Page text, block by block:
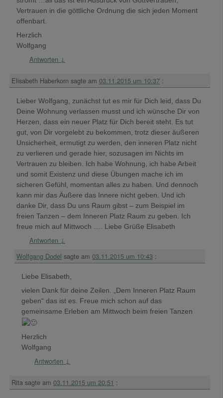
Vertrauen in die göttliche Ordnung die sich jeden Moment
offenbart.
Herzlich
Wolfgang
Antworten ↓
Elisabeth Haberkorn sagte am 03.11.2015 um 10:37 :
Lieber Wolfgang, zunächst tut es mir für Dich leid, dass Du
Deine Wohnung verlassen musst und ich wünsche Dir von
Herzen, dass ein neuer Platz für Dich bereit steht. Es tut
gut, von Dir vorgelebt zu bekommen, trotz dieser äußeren
Unsicherheit, ermutigt zu werden, den inneren Platz nicht
zu verlieren und gerade hier, sozusagen im Nichts im
Vertrauen zu bleiben. Ich habe Wohnung, ich habe Arbeit
und somit Existenz und diese Übungen mache ich im
sicheren Gefühl, momentan alles zu haben. Und dennoch
kann mir das Äußere das Innere nicht geben. Und ich
danke Dir, dass Du uns Raum gibst – zum Beispiel im
freien Tanzen – dem Inneren Platz Raum zu geben. Ich
freue mich auf Mittwoch …. Liebe Grüße Elisabeth
Antworten ↓
Wolfgang Dodel sagte am 03.11.2015 um 10:43 :
Liebe Elisabeth,
vielen Dank für deine Zeilen. „Dem Inneren Platz Raum
geben“ das ist es. Freue mich schon auf das
gemeinsame Erleben am Mittwoch beim freien Tanzen
Herzlich
Wolfgang
Antworten ↓
Rita sagte am 03.11.2015 um 20:51 :